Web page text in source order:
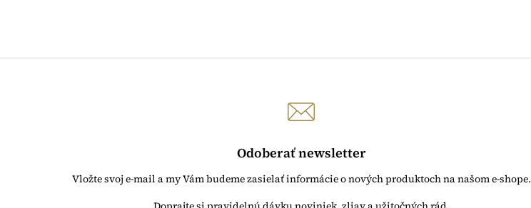
Odoberať newsletter
Vložte svoj e-mail a my Vám budeme zasielať informácie o nových produktoch na našom e-shope.